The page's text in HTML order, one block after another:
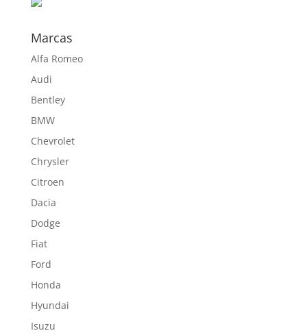
Marcas
Alfa Romeo
Audi
Bentley
BMW
Chevrolet
Chrysler
Citroen
Dacia
Dodge
Fiat
Ford
Honda
Hyundai
Isuzu